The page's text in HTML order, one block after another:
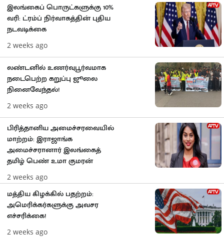
இலங்கைப் பொருட்களுக்கு 10%
வரி: ட்ரம்ப் நிர்வாகத்தின் புதிய
நடவடிக்கை
2 weeks ago
லண்டனில் உணர்வுபூர்வமாக
நடைபெற்ற கறுப்பு ஜூலை
நினைவேந்தல்!
2 weeks ago
பிரித்தானிய அமைச்சரவையில்
மாற்றம்: இராஜாங்க
அமைச்சரானார் இலங்கைத்
தமிழ் பெண் உமா குமரன்
2 weeks ago
மத்திய கிழக்கில் பதற்றம்:
அமெரிக்கர்களுக்கு அவசர
எச்சரிக்கை!
2 weeks ago